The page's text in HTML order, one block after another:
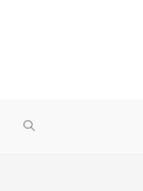
TOGGLE